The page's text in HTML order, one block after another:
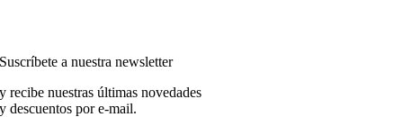
Suscríbete a nuestra newsletter
y recibe nuestras últimas novedades
y descuentos por e-mail.